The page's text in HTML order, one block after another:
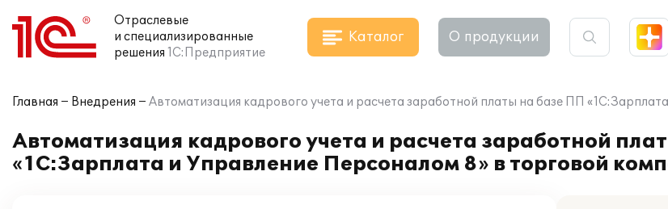
Отраслевые
и специализированные
решения 1С:Предприятие
Каталог О продукции
Главная Внедрения Автоматизация кадрового учета и расчета заработной платы на базе ПП
Автоматизация кадрового учета и расчета заработной
«1С:Зарплата и Управление Персоналом 8» в торговой